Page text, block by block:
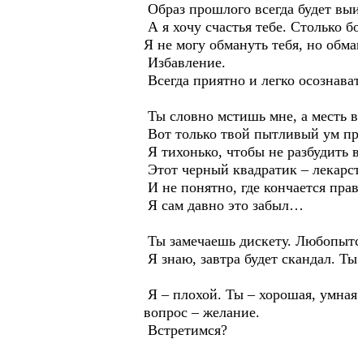
Образ прошлого всегда будет
А я хочу счастья тебе. Столько
Я не могу обмануть тебя, но
Избавление.
Всегда приятно и легко
Ты словно мстишь мне, а месть
Вот только твой пытливый ум
Я тихонько, чтобы не
Этот черный квадратик –
И не понятно, где кончается
Я сам давно это забыл…
Ты замечаешь дискету.
Я знаю, завтра будет скандал.
Я – плохой. Ты – хорошая,
вопрос – желание.
Встретимся?